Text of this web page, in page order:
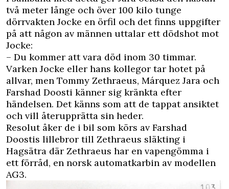
två meter långe och över 100 kilo tunge
dörrvakten Jocke en örfil och det finns uppgifter
på att någon av männen uttalar ett dödshot mot
Jocke:
– Du kommer att vara död inom 30 timmar.
Varken Jocke eller hans kollegor tar hotet på
allvar, men Tommy Zethraeus, Márquez Jara och
Farshad Doosti känner sig kränkta efter
händelsen. Det känns som att de tappat ansiktet
och vill återupprätta sin heder.
Resolut åker de i bil som körs av Farshad
Doostis lillebror till Zethraeus släkting i
Hagsätra där Zethraeus har en vapengömma i
ett förråd, en norsk automatkarbin av modellen
AG3.